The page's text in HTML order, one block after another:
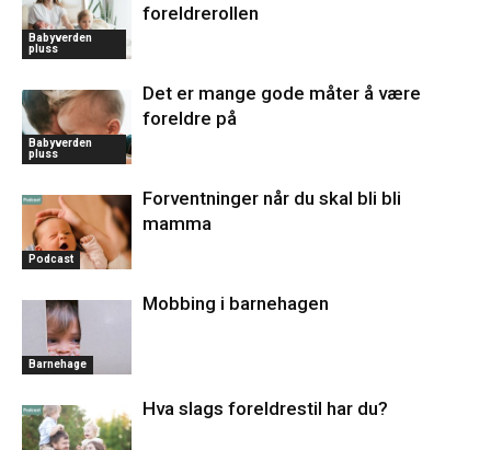
Babyverden
pluss
foreldrerollen
Babyverden
pluss
Det er mange gode måter å være
foreldre på
Podcast
Forventninger når du skal bli bli
mamma
Barnehage
Mobbing i barnehagen
Hva slags foreldrestil har du?